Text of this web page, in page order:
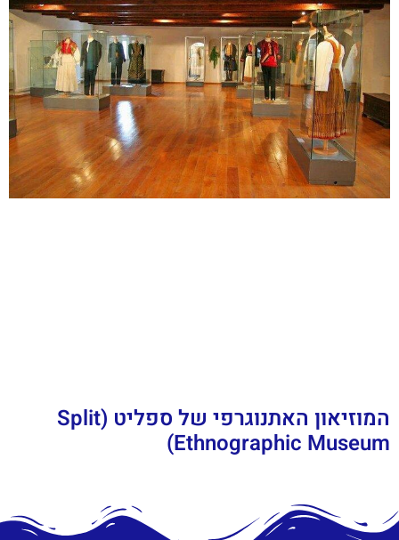
המוזיאון האתנוגרפי של ספליט (Split
Ethnographic Museum)